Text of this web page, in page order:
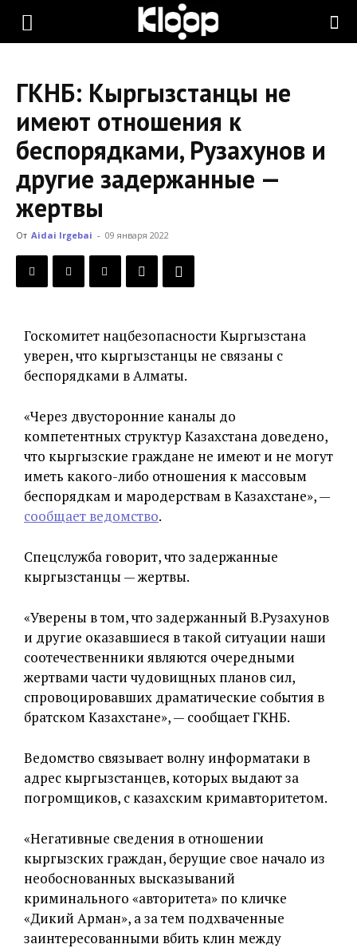
KLOOP.KG
Новости
Кыргызстана
ГКНБ: Кыргызстанцы не
имеют отношения к
беспорядками, Рузахунов и
другие задержанные —
жертвы
От Aidai Irgebai - 09 января 2022
Госкомитет нацбезопасности Кыргызстана
уверен, что кыргызстанцы не связаны с
беспорядками в Алматы.
«Через двусторонние каналы до
компетентных структур Казахстана доведено,
что кыргызские граждане не имеют и не могут
иметь какого-либо отношения к массовым
беспорядкам и мародерствам в Казахстане», —
сообщает ведомство.
Спецслужба говорит, что задержанные
кыргызстанцы — жертвы.
«Уверены в том, что задержанный В.Рузахунов
и другие оказавшиеся в такой ситуации наши
соотечественники являются очередными
жертвами части чудовищных планов сил,
спровоцировавших драматические события в
братском Казахстане», — сообщает ГКНБ.
Ведомство связывает волну информатаки в
адрес кыргызстанцев, которых выдают за
погромщиков, с казахским кримавторитетом.
«Негативные сведения в отношении
кыргызских граждан, берущие свое начало из
необоснованных высказываний
криминального «авторитета» по кличке
«Дикий Арман», а за тем подхваченные
заинтересованными вбить клин между